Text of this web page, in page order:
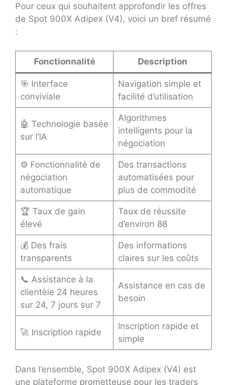
Pour ceux qui souhaitent approfondir les offres
de Spot 900X Adipex (V4), voici un bref résumé
:
Fonctionnalité Description
🎯 Interface
conviviale
Navigation simple et
facilité d’utilisation
🤖 Technologie basée
sur l’IA
Algorithmes
intelligents pour la
négociation
⚙️ Fonctionnalité de
négociation
automatique
Des transactions
automatisées pour
plus de commodité
🏆 Taux de gain
élevé
Taux de réussite
d’environ 88
💰 Des frais
transparents
Des informations
claires sur les coûts
📞 Assistance à la
clientèle 24 heures
sur 24, 7 jours sur 7
Assistance en cas de
besoin
🚀 Inscription rapide
Inscription rapide et
simple
Dans l’ensemble, Spot 900X Adipex (V4) est
une plateforme prometteuse pour les traders